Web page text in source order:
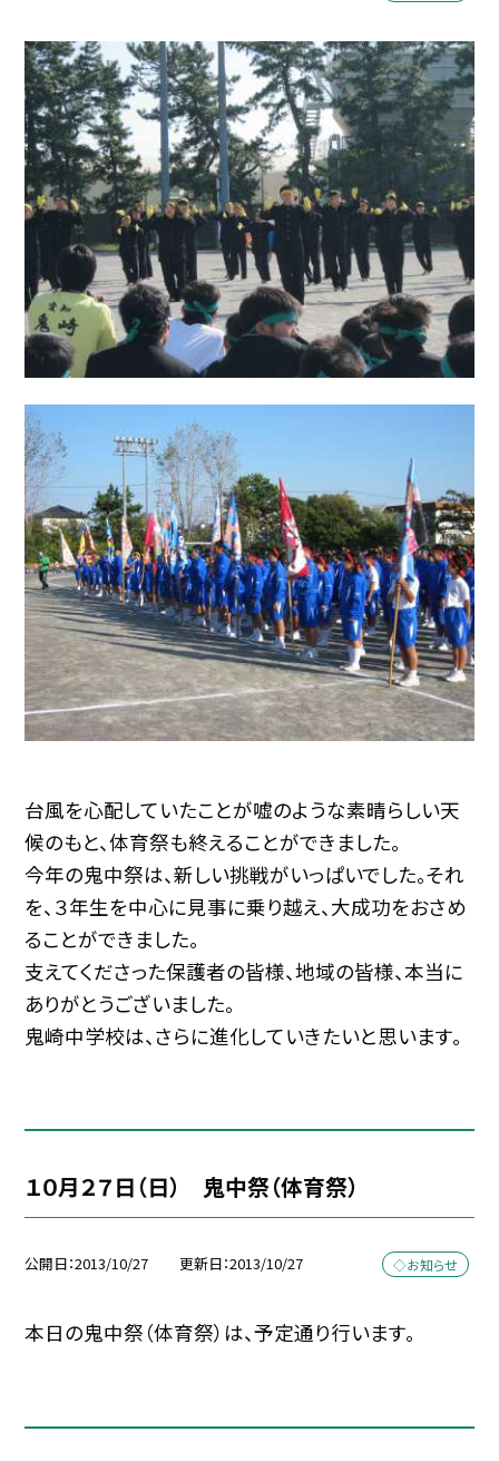
台風を心配していたことが嘘のような素晴らしい天
候のもと、体育祭も終えることができました。
今年の鬼中祭は、新しい挑戦がいっぱいでした。それ
を、３年生を中心に見事に乗り越え、大成功をおさめ
ることができました。
支えてくださった保護者の皆様、地域の皆様、本当に
ありがとうございました。
鬼崎中学校は、さらに進化していきたいと思います。
１０月２７日（日） 鬼中祭（体育祭）
公開日 2013/10/27 更新日 2013/10/27 ◇お知らせ
本日の鬼中祭（体育祭）は、予定通り行います。